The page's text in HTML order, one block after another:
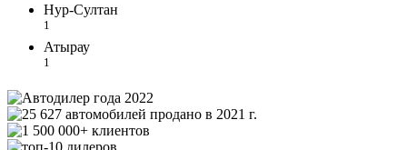
Нур-Султан
1
Атырау
1